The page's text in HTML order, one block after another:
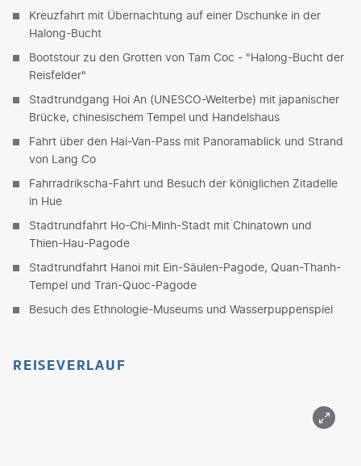
Kreuzfahrt mit Übernachtung auf einer Dschunke in der
Halong-Bucht
Bootstour zu den Grotten von Tam Coc - "Halong-Bucht der
Reisfelder"
Stadtrundgang Hoi An (UNESCO-Welterbe) mit japanischer
Brücke, chinesischem Tempel und Handelshaus
Fahrt über den Hai-Van-Pass mit Panoramablick und Strand
von Lang Co
Fahrradrikscha-Fahrt und Besuch der königlichen Zitadelle
in Hue
Stadtrundfahrt Ho-Chi-Minh-Stadt mit Chinatown und
Thien-Hau-Pagode
Stadtrundfahrt Hanoi mit Ein-Säulen-Pagode, Quan-Thanh-
Tempel und Tran-Quoc-Pagode
Besuch des Ethnologie-Museums und Wasserpuppenspiel
REISEVERLAUF